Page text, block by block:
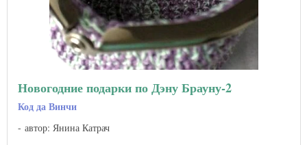
Новогодние подарки по Дэну Брауну-2
Код да Винчи
автор: Янина Катрач